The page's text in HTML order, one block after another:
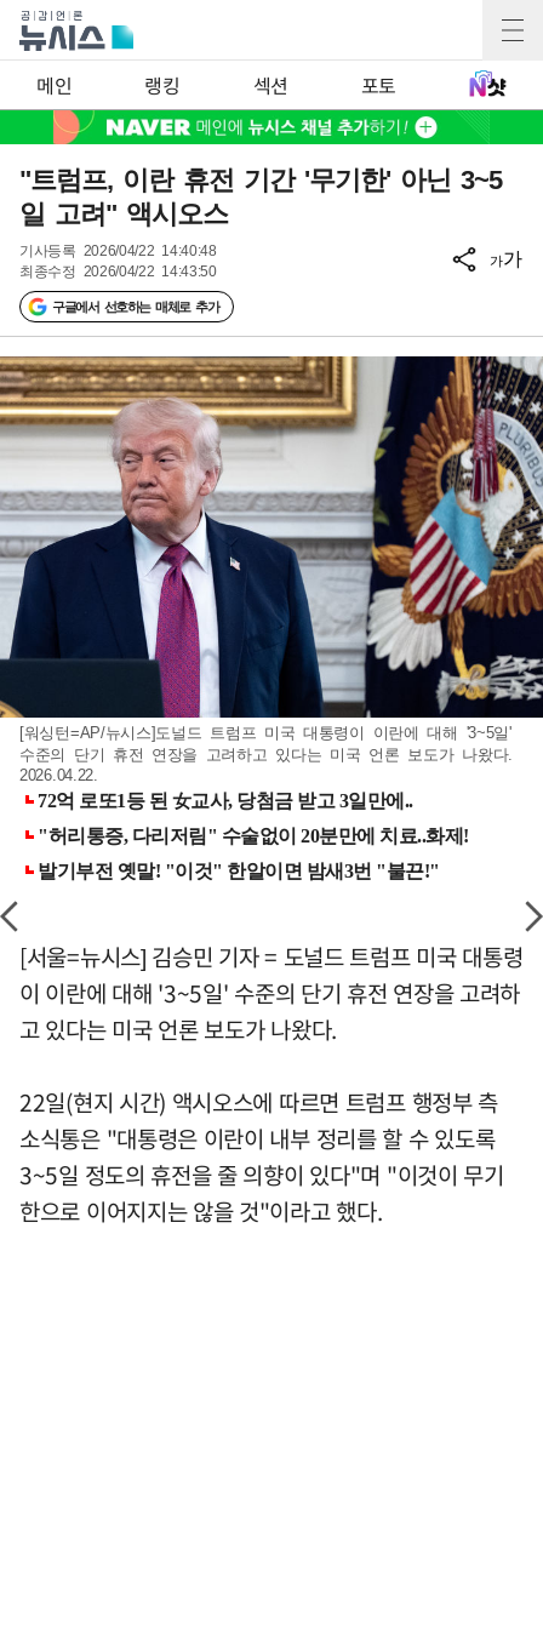
메인 랭킹 섹션 포토
"트럼프, 이란 휴전 기간 '무기한' 아닌 3~5
일 고려" 액시오스
기사등록 2026/04/22 14:40:48
최종수정 2026/04/22 14:43:50
구글에서 선호하는 매체로 추가
가가
[워싱턴=AP/뉴시스]도널드 트럼프 미국 대통령이 이란에 대해 '3~5일'
수준의 단기 휴전 연장을 고려하고 있다는 미국 언론 보도가 나왔다.
2026.04.22.
[서울=뉴시스] 김승민 기자 = 도널드 트럼프 미국 대통령
이 이란에 대해 '3~5일' 수준의 단기 휴전 연장을 고려하
고 있다는 미국 언론 보도가 나왔다.
22일(현지 시간) 액시오스에 따르면 트럼프 행정부 측
소식통은 "대통령은 이란이 내부 정리를 할 수 있도록
3~5일 정도의 휴전을 줄 의향이 있다"며 "이것이 무기
한으로 이어지지는 않을 것"이라고 했다.